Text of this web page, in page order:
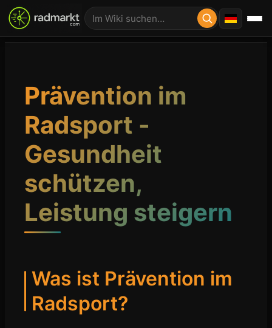
Prävention im
Radsport -
Gesundheit
schützen,
Leistung steigern
Was ist Prävention im
Radsport?